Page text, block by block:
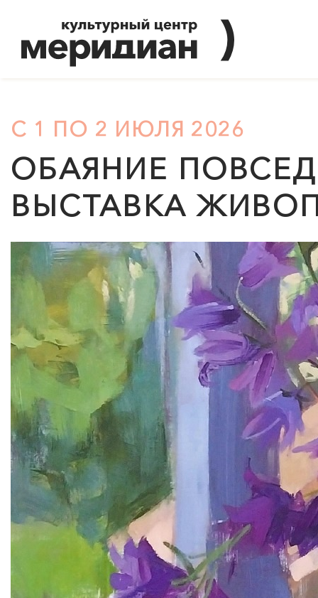
С 1 ПО 2 ИЮЛЯ 2026
ОБАЯНИЕ
ВЫСТАВКА